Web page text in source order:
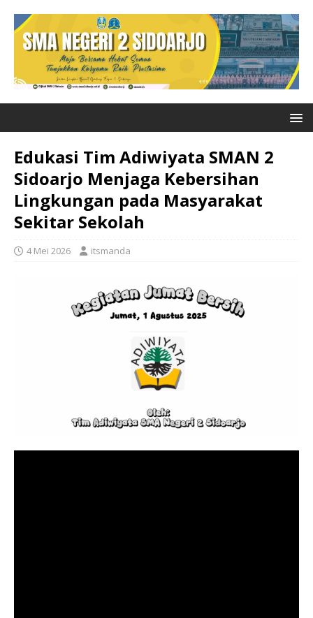
Edukasi Tim Adiwiyata SMAN 2
Sidoarjo Menjaga Kebersihan
Lingkungan pada Masyarakat
Sekitar Sekolah
4 Mei 2026 itsmanda